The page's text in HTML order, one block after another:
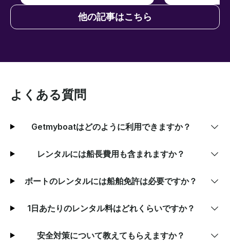
他の記事はこちら
よくある質問
Getmyboatはどのように利用できますか？
レンタルには船長費用も含まれますか？
ボートのレンタルには船舶免許は必要ですか？
1日あたりのレンタル料はどれくらいですか？
安全対策について教えてもらえますか？